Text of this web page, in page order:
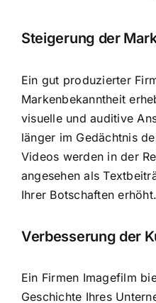
Steigerung der
Ein gut produzierter
Markenbekanntheit
visuelle und auditive
länger im Gedächtnis
Videos werden in der
angesehen als
Ihrer Botschaften erhöht.
Verbesserung der
Ein Firmen Imagefilm
Geschichte Ihres